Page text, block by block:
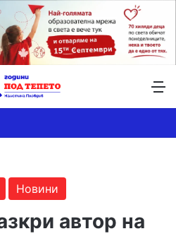
Новини
автор на